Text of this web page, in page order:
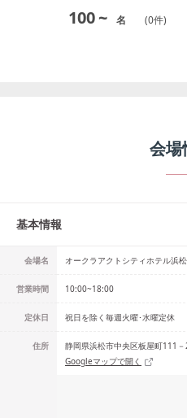
100~ 名 (0件)
会場
基本情報
会場名 オークラアクトシティホテル浜松
営業時間 10:00~18:00
定休日 祝日を除く毎週火曜･水曜定休
住所
静岡県浜松市中央区板屋町111
Googleマップで開く